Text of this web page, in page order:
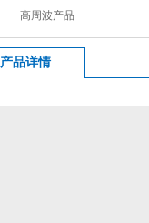
高周波产品
产品详情